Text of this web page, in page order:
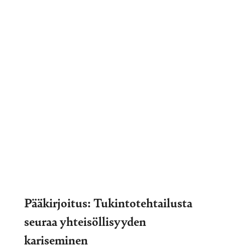
Pääkirjoitus: Tukintotehtailusta
seuraa yhteisöllisyyden
kariseminen